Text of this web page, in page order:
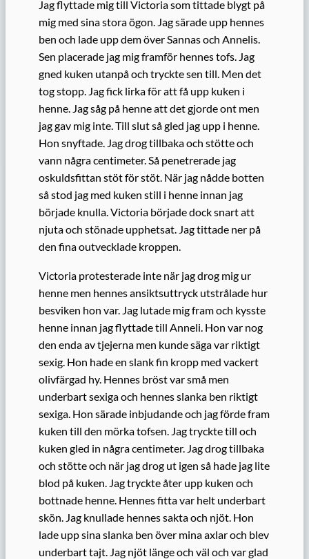
Jag flyttade mig till Victoria som tittade blygt på
mig med sina stora ögon. Jag särade upp hennes
ben och lade upp dem över Sannas och Annelis.
Sen placerade jag mig framför hennes tofs. Jag
gned kuken utanpå och tryckte sen till. Men det
tog stopp. Jag fick lirka för att få upp kuken i
henne. Jag såg på henne att det gjorde ont men
jag gav mig inte. Till slut så gled jag upp i henne.
Hon snyftade. Jag drog tillbaka och stötte och
vann några centimeter. Så penetrerade jag
oskuldsfittan stöt för stöt. När jag nådde botten
så stod jag med kuken still i henne innan jag
började knulla. Victoria började dock snart att
njuta och stönade upphetsat. Jag tittade ner på
den fina outvecklade kroppen.
Victoria protesterade inte när jag drog mig ur
henne men hennes ansiktsuttryck utstrålade hur
besviken hon var. Jag lutade mig fram och kysste
henne innan jag flyttade till Anneli. Hon var nog
den enda av tjejerna men kunde säga var riktigt
sexig. Hon hade en slank fin kropp med vackert
olivfärgad hy. Hennes bröst var små men
underbart sexiga och hennes slanka ben riktigt
sexiga. Hon särade inbjudande och jag förde fram
kuken till den mörka tofsen. Jag tryckte till och
kuken gled in några centimeter. Jag drog tillbaka
och stötte och när jag drog ut igen så hade jag lite
blod på kuken. Jag tryckte åter upp kuken och
bottnade henne. Hennes fitta var helt underbart
skön. Jag knullade hennes sakta och njöt. Hon
lade upp sina slanka ben över mina axlar och blev
underbart tajt. Jag njöt länge och väl och var glad